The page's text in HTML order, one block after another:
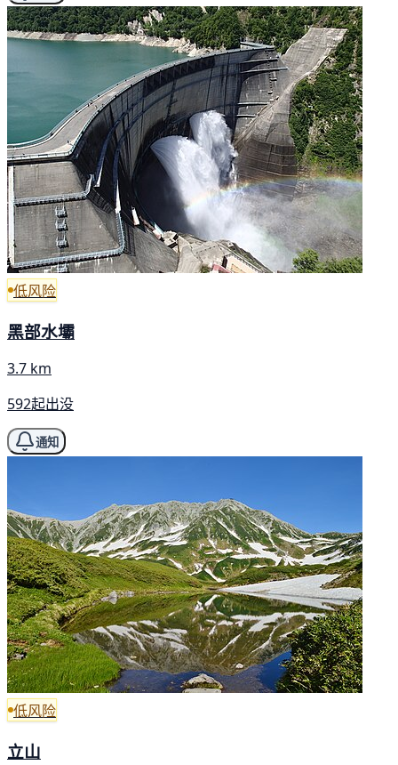
低风险
黑部水壩
3.7 km
592起出没
通知
低风险
立山